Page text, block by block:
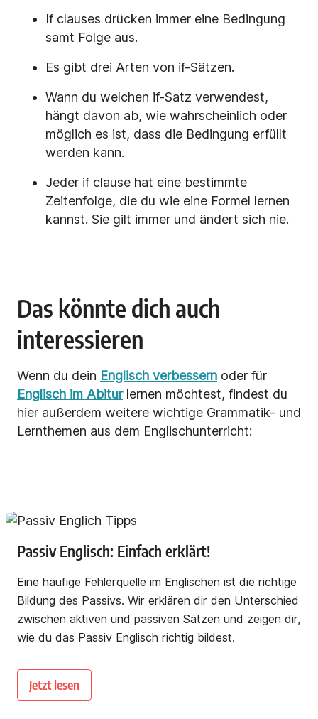
If clauses drücken immer eine Bedingung
samt Folge aus.
Es gibt drei Arten von if-Sätzen.
Wann du welchen if-Satz verwendest,
hängt davon ab, wie wahrscheinlich oder
möglich es ist, dass die Bedingung erfüllt
werden kann.
Jeder if clause hat eine bestimmte
Zeitenfolge, die du wie eine Formel lernen
kannst. Sie gilt immer und ändert sich nie.
Das könnte dich auch
interessieren
Wenn du dein Englisch verbessern oder für
Englisch im Abiturlernen möchtest, findest du
hier außerdem weitere wichtige Grammatik- und
Lernthemen aus dem Englischunterricht:
Passiv Englisch: Einfach erklärt!
Eine häufige Fehlerquelle im Englischen ist die richtige
Bildung des Passivs. Wir erklären dir den Unterschied
zwischen aktiven und passiven Sätzen und zeigen dir,
wie du das Passiv Englisch richtig bildest.
Jetzt lesen